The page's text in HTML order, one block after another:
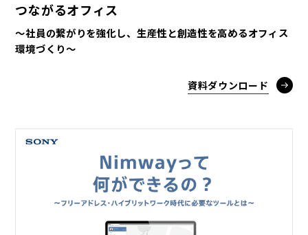
つながるオフィス
～社員の繋がりを強化し、生産性と創造性を高めるオフィス
環境づくり～
資料ダウンロード